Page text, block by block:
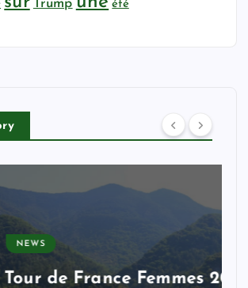
Trump été
France Femmes 2026: